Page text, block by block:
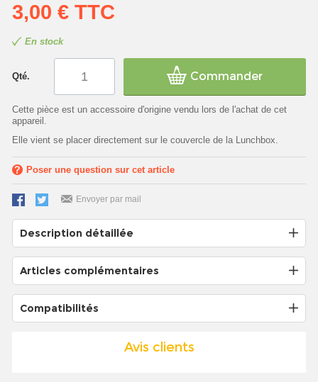
3,00 € TTC
En stock
Qté. Commander
Cette pièce est un accessoire d'origine vendu lors de l'achat de cet
appareil.
Elle vient se placer directement sur le couvercle de la Lunchbox.
Poser une question sur cet article
Envoyer par mail
Description détaillée
Articles complémentaires
Compatibilités
Avis clients